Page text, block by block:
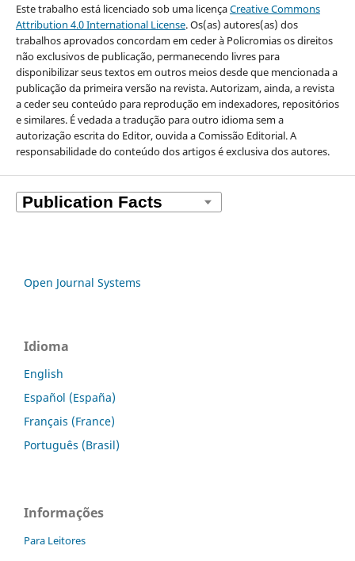
Este trabalho está licenciado sob uma licençaCreative Commons
Attribution 4.0 International License.Os(as) autores(as) dos
trabalhos aprovados concordam em ceder à Policromias os direitos
não exclusivos de publicação, permanecendo livres para
disponibilizar seus textos em outros meios desde que mencionada a
publicação da primeira versão na revista. Autorizam, ainda, a revista
a ceder seu conteúdo para reprodução em indexadores, repositórios
e similares. É vedada a tradução para outro idioma sem a
autorização escrita do Editor, ouvida a Comissão Editorial. A
responsabilidade do conteúdo dos artigos é exclusiva dos autores.
Open Journal Systems
Idioma
English
Español (España)
Français (France)
Português (Brasil)
Informações
Para Leitores